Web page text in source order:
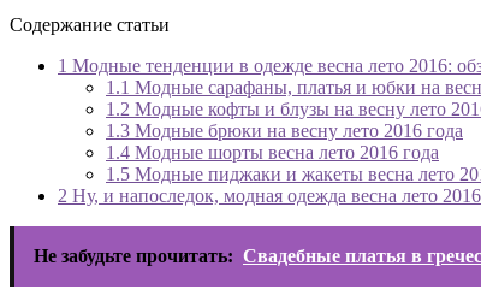
Содержание статьи
1 Модные тенденции в одежде весна лето 2016:
1.1 Модные сарафаны, платья и юбки на
1.2 Модные кофты и блузы на весну лето
1.3 Модные брюки на весну лето 2016 года
1.4 Модные шорты весна лето 2016 года
1.5 Модные пиджаки и жакеты весна лето
2 Ну, и напоследок, модная одежда весна лето
Не забудьте прочитать: Свадебные платья в